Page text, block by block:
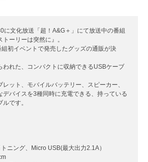
に文化放送「超！A&G＋」にて放送中の番組
トーリーは突然に』。
初イベントで発売したグッズの通販が決
われた、コンパクトに収納できるUSBケーブ
ット、モバイルバッテリー、スピーカー、
デバイスを3種同時に充電できる、持っている
です。
ニング、Micro USB(最大出力2.1A）